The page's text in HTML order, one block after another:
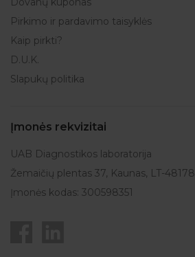
Pirkimo ir pardavimo taisyklės
Kaip pirkti?
D.U.K.
Slapukų politika
Įmonės rekvizitai
UAB Diagnostikos laboratorija
Žemaičių plentas 37, Kaunas, LT-48178
Įmonės kodas: 300598351